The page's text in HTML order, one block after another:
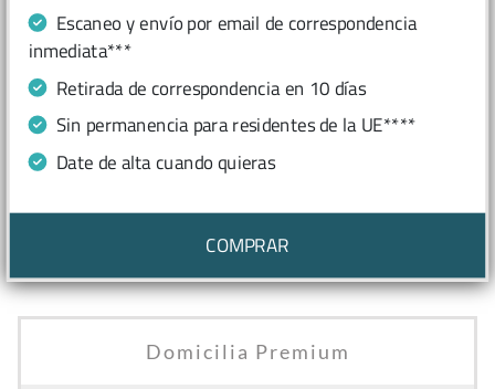
Escaneo y envío por email de correspondencia
inmediata***
Retirada de correspondencia en 10 días
Sin permanencia para residentes de la UE****
Date de alta cuando quieras
COMPRAR
Domicilia Premium